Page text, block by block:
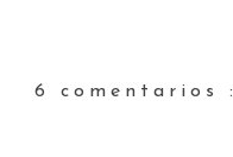
6 comentarios :